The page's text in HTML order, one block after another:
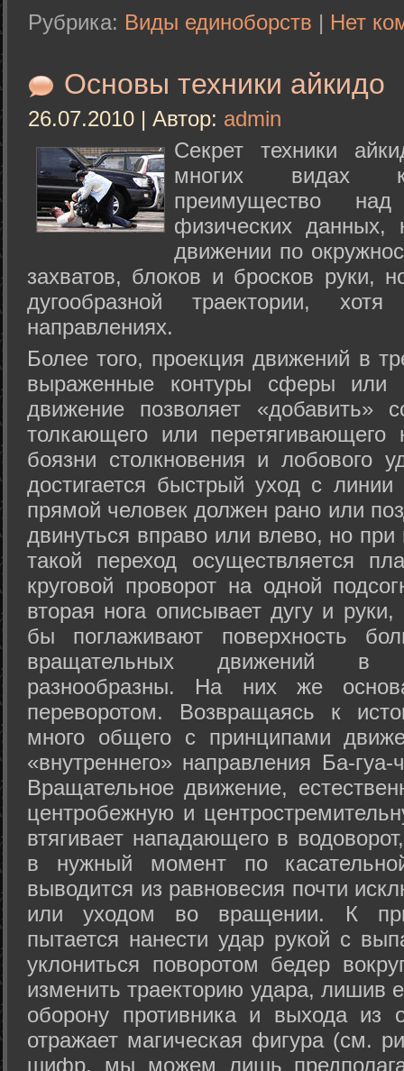
Рубрика: Виды единоборств | Нет
Основы техники айкидо
26.07.2010 | Автор: admin
Секрет техники
многих видах
преимущество
физических данных,
движении по
захватов, блоков и бросков руки,
дугообразной траектории,
направлениях.
Более того, проекция движений в
выраженные контуры сферы или
движение позволяет «добавить»
толкающего или перетягивающего
боязни столкновения и лобового
достигается быстрый уход с
прямой человек должен рано или
двинуться вправо или влево, но
такой переход осуществляется
круговой проворот на одной
вторая нога описывает дугу и
бы поглаживают поверхность
вращательных движений в
разнообразны. На них же
переворотом. Возвращаясь к
много общего с принципами
«внутреннего» направления Ба-
Вращательное движение,
центробежную и
втягивает нападающего в
в нужный момент по
выводится из равновесия почти
или уходом во вращении. К
пытается нанести удар рукой с
уклониться поворотом бедер
изменить траекторию удара, лишив
оборону противника и выхода из
отражает магическая фигура (см.
шифр, мы можем лишь